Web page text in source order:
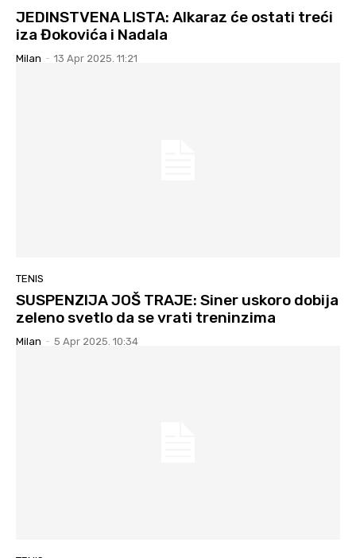
JEDINSTVENA LISTA: Alkaraz će ostati treći
iza Đokovića i Nadala
Milan - 13 Apr 2025. 11:21
TENIS
SUSPENZIJA JOŠ TRAJE: Siner uskoro dobija
zeleno svetlo da se vrati treninzima
Milan - 5 Apr 2025. 10:34